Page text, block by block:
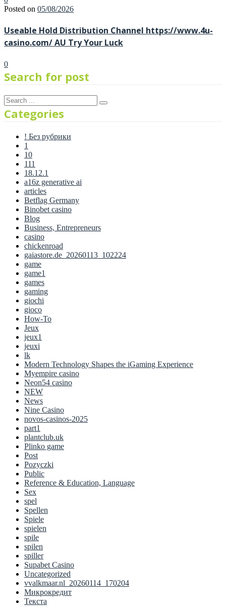
Posted on 05/08/2026
Useable Hold Distribution Channel https://www.4u-
casino.com/ AU Try Your Luck
0
Search for post
Categories
! Без рубрики
1
10
111
18.12.1
a16z generative ai
articles
Betflag Germany
Binobet casino
Blog
Business, Entrepreneurs
casino
chickenroad
gaiastore.de_20260113_102224
game
game1
games
gaming
giochi
gioco
How-To
Jeux
jeux1
jeuxi
lk
Modern Technology Shapes the iGaming Experience
Myempire casino
Neon54 casino
NEW
News
Nine Casino
novos-casinos-2025
part1
plantclub.uk
Plinko game
Post
Pozyczki
Public
Reference & Education, Language
Sex
spel
Spellen
Spiele
spielen
spile
spilen
spiller
Supabet Casino
Uncategorized
vvalkmaar.nl_20260114_170204
Микрокредит
Текста